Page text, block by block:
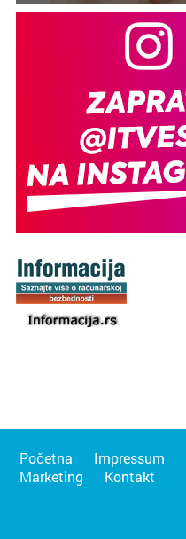
Početna Impressum
Marketing
Kontakt